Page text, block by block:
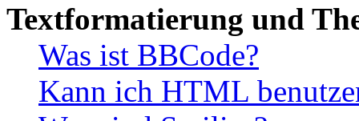
Textformatierung und
Was ist BBCode?
Kann ich HTML